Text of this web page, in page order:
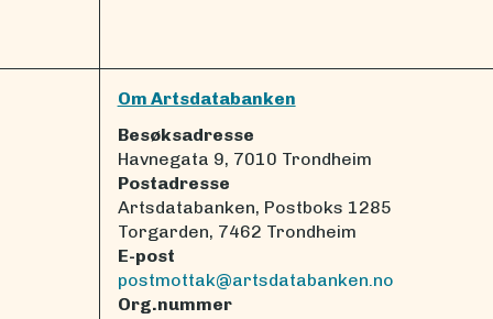
Om Artsdatabanken
Besøksadresse
Havnegata 9, 7010 Trondheim
Postadresse
Artsdatabanken, Postboks 1285
Torgarden, 7462 Trondheim
E-post
postmottak@artsdatabanken.no
Org.nummer